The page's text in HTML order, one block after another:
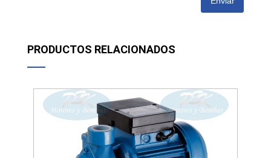
PRODUCTOS RELACIONADOS